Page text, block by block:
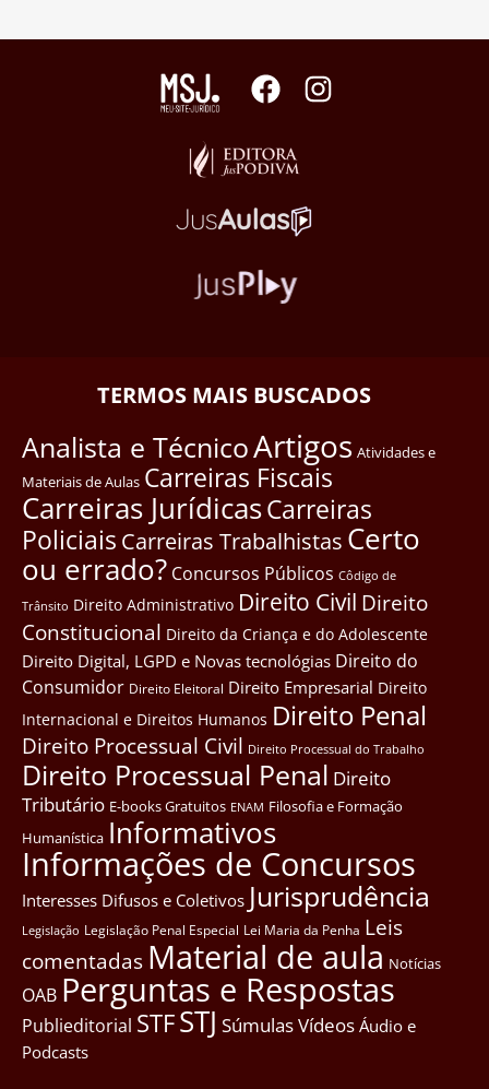
TERMOS MAIS BUSCADOS
Analista e TécnicoArtigos Atividades e
Materiais de Aulas Carreiras Fiscais
Carreiras JurídicasCarreiras
Policiais Carreiras Trabalhistas Certo
ou errado? Concursos Públicos Côdigo de
Trânsito Direito Administrativo Direito Civil Direito
Constitucional Direito da Criança e do Adolescente
Direito Digital, LGPD e Novas tecnológias Direito do
Consumidor Direito Eleitoral Direito Empresarial Direito
Internacional e Direitos Humanos Direito Penal
Direito Processual Civil Direito Processual do Trabalho
Direito Processual Penal Direito
Tributário E-books Gratuitos ENAM Filosofia e Formação
Humanística Informativos
Informações de Concursos
Interesses Difusos e Coletivos Jurisprudência
Legislação Legislação Penal Especial Lei Maria da Penha Leis
comentadas Material de aula Notícias
OAB Perguntas e Respostas
Publieditorial STFSTJ SúmulasVídeos Áudio e
Podcasts